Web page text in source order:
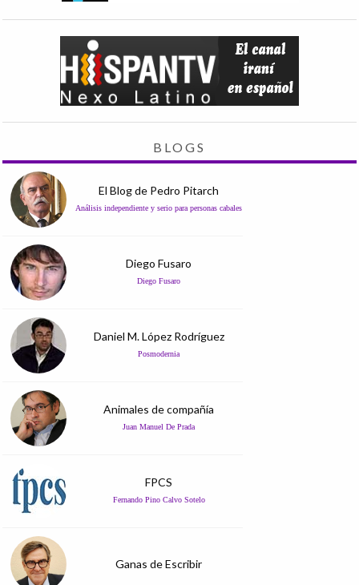
BLOGS
El Blog de Pedro Pitarch
Análisis independiente y serio para personas cabales
Diego Fusaro
Diego Fusaro
Daniel M. López Rodríguez
Posmodernia
Animales de compañía
Juan Manuel De Prada
FPCS
Fernando Pino Calvo Sotelo
Ganas de Escribir